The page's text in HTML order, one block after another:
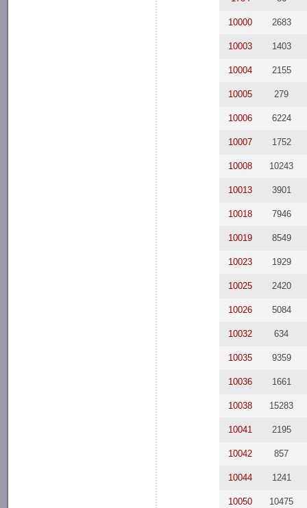
10000 2683
10003 1403
10004 2155
10005 279
10006 6224
10007 1752
10008 10243
10013 3901
10018 7946
10019 8549
10023 1929
10025 2420
10026 5084
10032 634
10035 9359
10036 1661
10038 15283
10041 2195
10042 857
10044 1241
10050 10475